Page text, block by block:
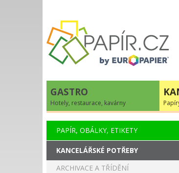
GASTRO
Hotely, restaurace, kavárny
PAPÍR, OBÁLKY, ETIKETY
KANCELÁŘSKÉ POTŘEBY
ARCHIVACE A TŘÍDĚNÍ